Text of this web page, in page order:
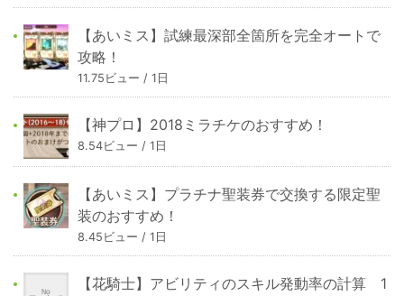
【あいミス】試練最深部全箇所を完全オートで
攻略！
11.75ビュー / 1日
【神プロ】2018ミラチケのおすすめ！
8.54ビュー / 1日
【あいミス】プラチナ聖装券で交換する限定聖
装のおすすめ！
8.45ビュー / 1日
【花騎士】アビリティのスキル発動率の計算 1